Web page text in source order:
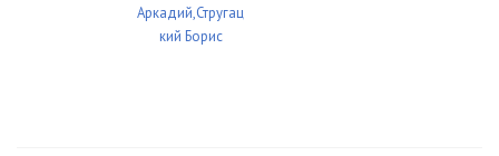
Аркадий,Стругац
кий Борис